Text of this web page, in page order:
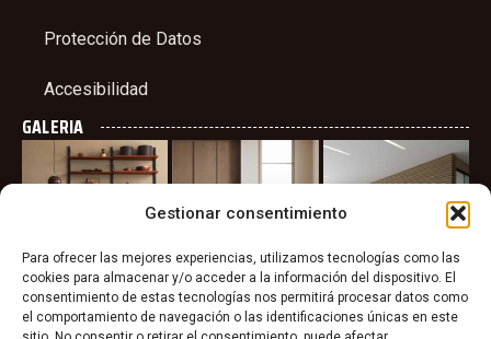
Gestionar consentimiento
Para ofrecer las mejores experiencias, utilizamos tecnologías como las
cookies para almacenar y/o acceder a la información del dispositivo. El
consentimiento de estas tecnologías nos permitirá procesar datos como
el comportamiento de navegación o las identificaciones únicas en este
Protección de Datos
Accesibilidad
GALERIA